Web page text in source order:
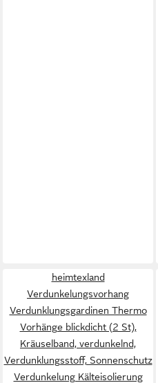
heimtexland
Verdunkelungsvorhang
Verdunklungsgardinen Thermo
Vorhänge blickdicht (2 St),
Kräuselband, verdunkelnd,
Verdunklungsstoff, Sonnenschutz
Verdunkelung Kälteisolierung